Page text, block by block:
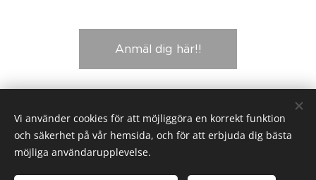
Anmäl dig här!!
© 2025 SSVÄ
Vi använder cookies för att möjliggöra en korrekt funktion
och säkerhet på vår hemsida, och för att erbjuda dig bästa
möjliga användarupplevelse.